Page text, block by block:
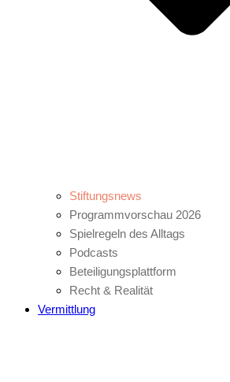
Stiftungsnews
Programmvorschau 2026
Spielregeln des Alltags
Podcasts
Beteiligungsplattform
Recht & Realität
Vermittlung